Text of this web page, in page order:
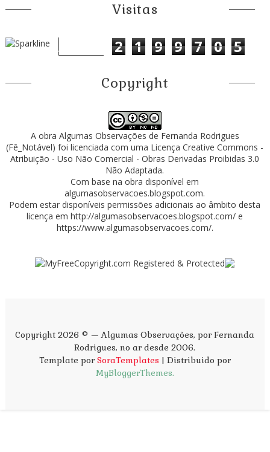
Visitas
2 1 9 9 7 0 5
Copyright
A obra Algumas Observações de Fernanda Rodrigues
(Fê_Notável) foi licenciada com uma LicençaCreative Commons -
Atribuição - Uso Não Comercial - Obras Derivadas Proibidas 3.0
Não Adaptada.
Com base na obra disponível em
algumasobservacoes.blogspot.com.
Podem estar disponíveis permissões adicionais ao âmbito desta
licença emhttp://algumasobservacoes.blogspot.com/ e
https://www.algumasobservacoes.com/.
Copyright 2026 © — Algumas Observações, por Fernanda
Rodrigues, no ar desde 2006.
Template porSoraTemplates | Distribuido por
MyBloggerThemes.